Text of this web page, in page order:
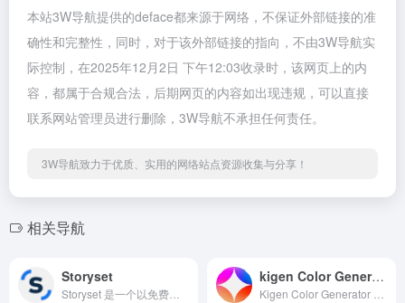
本站3W导航提供的deface都来源于网络，不保证外部链接的准
确性和完整性，同时，对于该外部链接的指向，不由3W导航实
际控制，在2025年12月2日 下午12:03收录时，该网页上的内
容，都属于合规合法，后期网页的内容如出现违规，可以直接
联系网站管理员进行删除，3W导航不承担任何责任。
3W导航致力于优质、实用的网络站点资源收集与分享！
相关导航
Storyset
Storyset 是一个以免费可定制插图为核心的在线平台，提供直观的编辑体验，适合快速生成符合品牌风格的视觉素材。
kigen Color Generator
Kigen Color Generator 是一款专为设计师、前端开发者和创意工作者打造的在线配色工具，凭借智能算法和丰富的系统预设，帮助用户在几分钟内生成专业、可落地的配色方案。